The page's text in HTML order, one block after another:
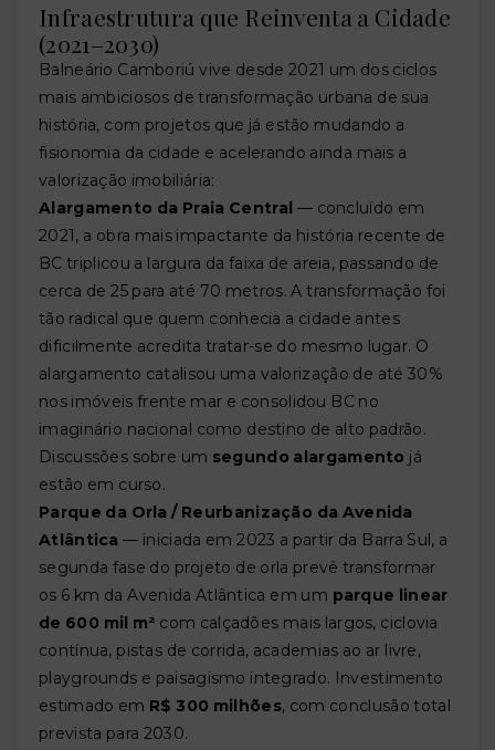
Infraestrutura que Reinventa a Cidade
(2021–2030)
Balneário Camboriú vive desde 2021 um dos ciclos
mais ambiciosos de transformação urbana de sua
história, com projetos que já estão mudando a
fisionomia da cidade e acelerando ainda mais a
valorização imobiliária:
Alargamento da Praia Central — concluído em
2021, a obra mais impactante da história recente de
BC triplicou a largura da faixa de areia, passando de
cerca de 25 para até 70 metros. A transformação foi
tão radical que quem conhecia a cidade antes
dificilmente acredita tratar-se do mesmo lugar. O
alargamento catalisou uma valorização de até 30%
nos imóveis frente mar e consolidou BC no
imaginário nacional como destino de alto padrão.
Discussões sobre um segundo alargamento já
estão em curso.
Parque da Orla / Reurbanização da Avenida
Atlântica — iniciada em 2023 a partir da Barra Sul, a
segunda fase do projeto de orla prevê transformar
os 6 km da Avenida Atlântica em um parque linear
de 600 mil m² com calçadões mais largos, ciclovia
contínua, pistas de corrida, academias ao ar livre,
playgrounds e paisagismo integrado. Investimento
estimado em R$ 300 milhões, com conclusão total
prevista para 2030.